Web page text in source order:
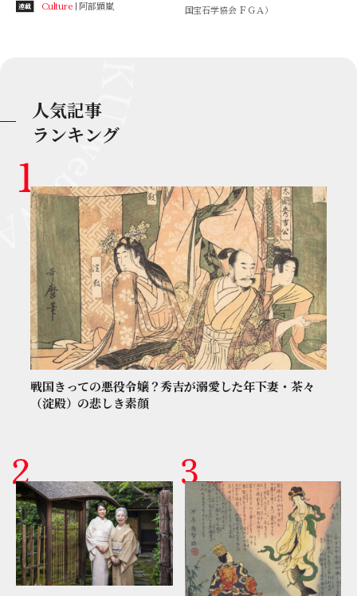
連載 Culture 阿部顕嵐 国宝石学協会 ＦＧＡ）
人気記事
ランキング
戦国きっての悪役令嬢？秀吉が溺愛した年下妻・茶々
（淀殿）の悲しき素顔